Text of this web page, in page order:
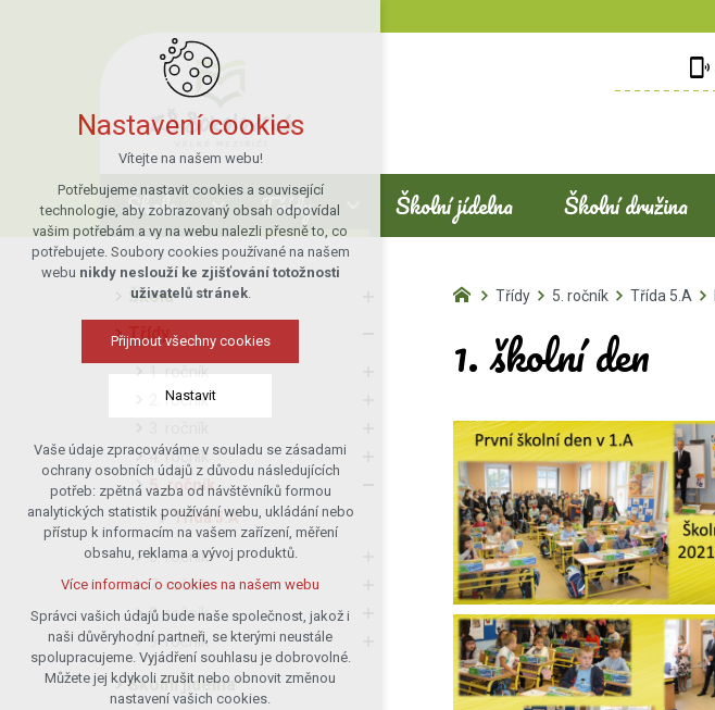
Škola Třídy Školní jídelna Školní družina
Škola
Třídy
1. ročník
2. ročník
4. ročník
5. ročník
Třída 5.A
6. ročník
7. ročník
8. ročník
9. ročník
Školní jídelna
Třídy 5. ročník Třída 5.A
1. školní den
Nastavení cookies
Vítejte na našem webu!
Potřebujeme nastavit cookies a související
technologie, aby zobrazovaný obsah odpovídal
vašim potřebám a vy na webu nalezli přesně to, co
potřebujete. Soubory cookies používané na našem
webu nikdy neslouží ke zjišťování totožnosti
uživatelů stránek.
Přijmout všechny cookies
Nastavit
Technická cookies
nutná pro provozování webu
udržení kontextu stránek (session):
případná přihlášení, volby jazyka, apod.
Volitelná cookies
analytická pro anonymizované
vyhodnocení návštěvnosti
marketingová cookies (Google)
Více informací o cookies na našem webu
Vaše údaje zpracováváme v souladu se zásadami
ochrany osobních údajů z důvodu následujících
potřeb: zpětná vazba od návštěvníků formou
analytických statistik používání webu, ukládání nebo
přístup k informacím na vašem zařízení, měření
obsahu, reklama a vývoj produktů.
Více informací o cookies na našem webu
Správci vašich údajů bude naše společnost, jakož i
naši důvěryhodní partneři, se kterými neustále
spolupracujeme. Vyjádření souhlasu je dobrovolné.
Můžete jej kdykoli zrušit nebo obnovit změnou
nastavení vašich cookies.